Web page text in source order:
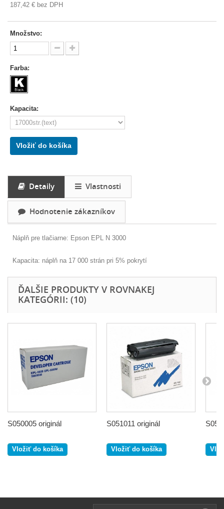
187,42 € bez DPH
Množstvo:
Farba:
Kapacita:
Vložiť do košíka
Detaily Vlastnosti
Hodnotenie zákazníkov
Náplň pre tlačiarne: Epson EPL N 3000
Kapacita: náplň na 17 000 strán pri 5% pokrytí
ĎALŠIE PRODUKTY V ROVNAKEJ
KATEGÓRII: (10)
S050005 originál
Vložiť do košíka
S051011 originál
Vložiť do košíka